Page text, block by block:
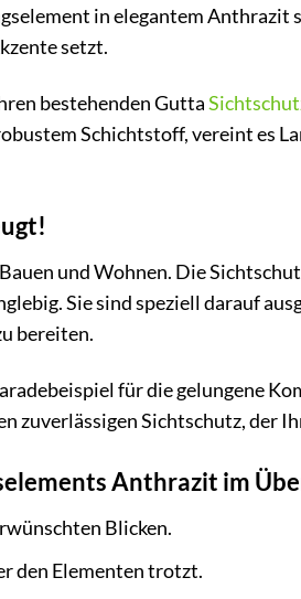
in elegantem Anthrazit
setzt.
bestehenden Gutta
Schichtstoff, vereint es
und Wohnen. Die
Sie sind speziell darauf
bereiten.
für die gelungene
zuverlässigen Sichtschutz, der
Anthrazit im
Blicken.
den Elementen trotzt.